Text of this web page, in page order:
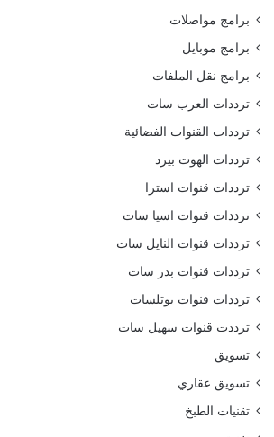
برامج مواصلات
برامج موبايل
برامج نقل الملفات
ترددات العرب سات
ترددات القنوات الفضائية
ترددات الهوت بيرد
ترددات قنوات استرا
ترددات قنوات اسيا سات
ترددات قنوات النايل سات
ترددات قنوات بدر سات
ترددات قنوات يوتلسات
ترددت قنوات سهيل سات
تسويق
تسويق عقاري
تقنيات الطبخ